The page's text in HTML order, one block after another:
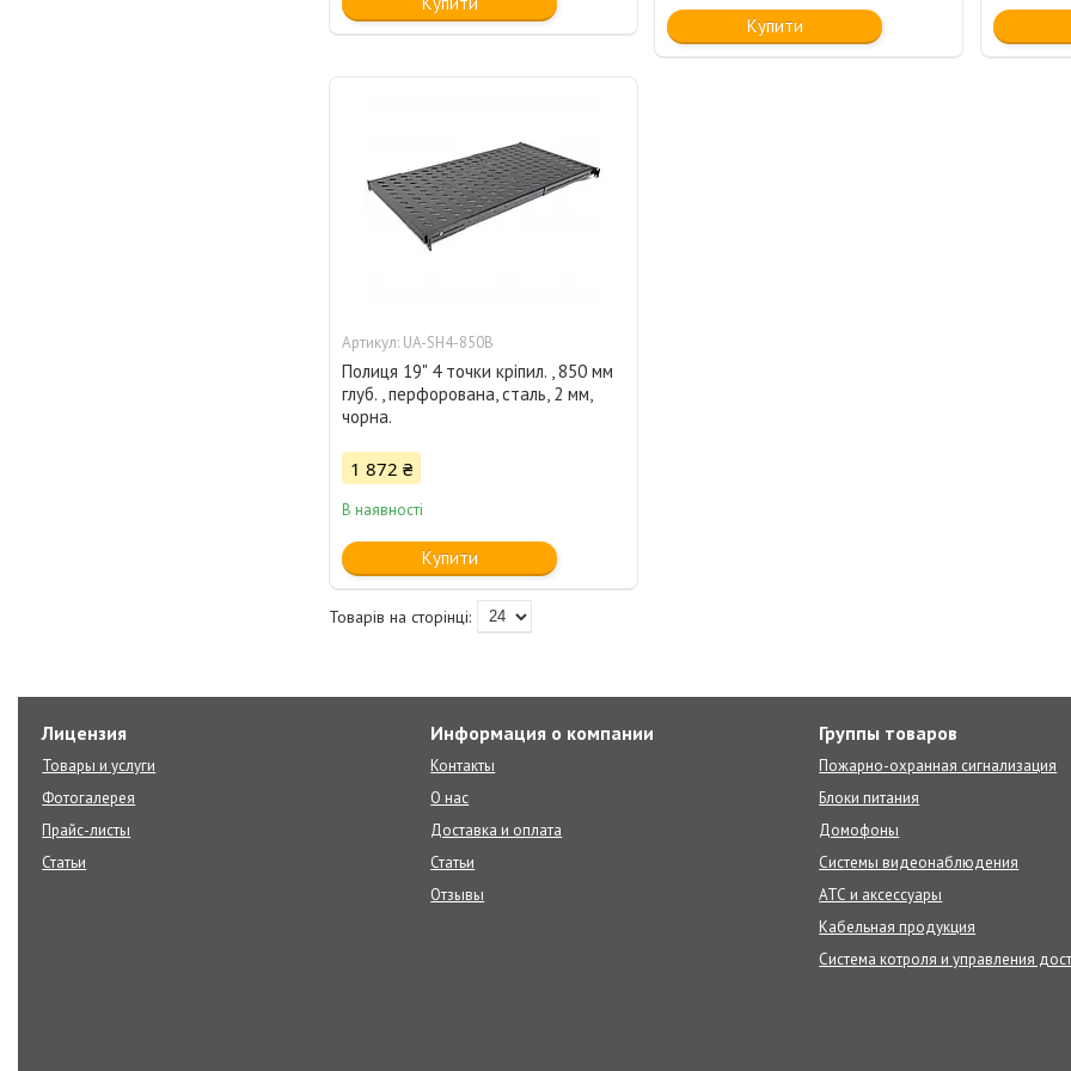
Купити
UA-SH4-850B
Полиця 19" 4 точки кріпил. , 850 мм
глуб. , перфорована, сталь, 2 мм,
чорна.
1 872 ₴
В наявності
Купити
Лицензия
Товары и услуги
Фотогалерея
Прайс-листы
Статьи
Информация о компании
Контакты
О нас
Доставка и оплата
Статьи
Отзывы
Группы товаров
Пожарно-охранная сигнализация
Блоки питания
Домофоны
Системы видеонаблюдения
АТС и аксессуары
Кабельная продукция
Система котроля и управления